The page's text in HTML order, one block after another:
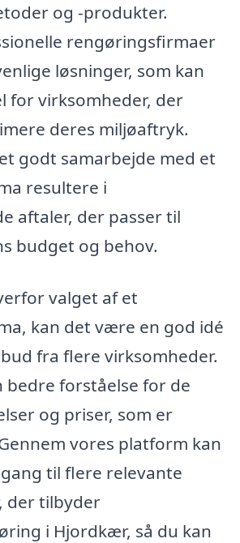
og -produkter.
rengøringsfirmaer
løsninger, som kan
for virksomheder, der
deres miljøaftryk.
godt samarbejde med et
resultere i
aftaler, der passer til
budget og behov.
valget af et
kan det være en god idé
fra flere virksomheder.
bedre forståelse for de
og priser, som er
vores platform kan
til flere relevante
der tilbyder
i Hjordkær, så du kan